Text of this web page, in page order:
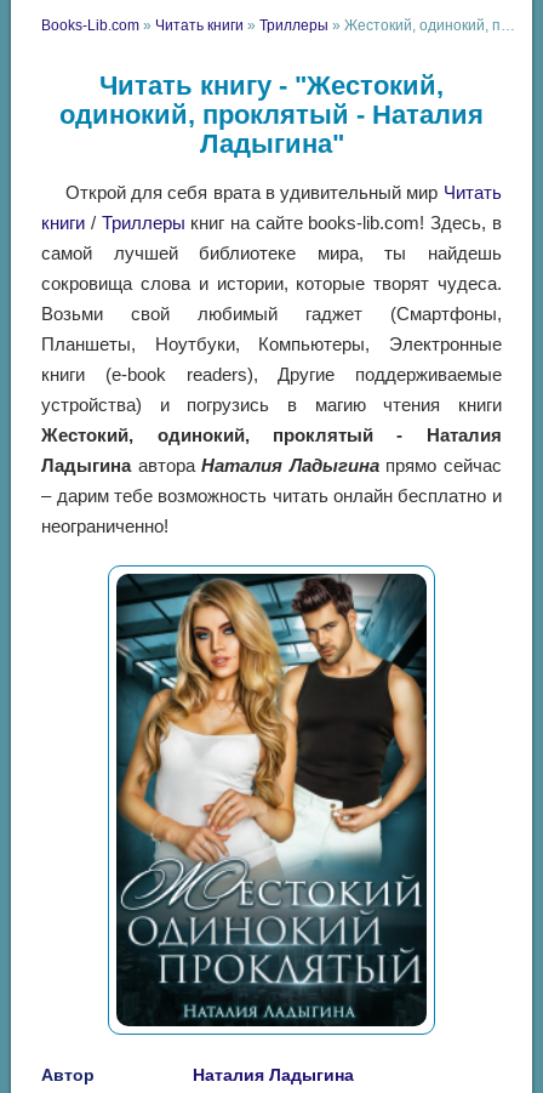
Books-Lib.com » Читать книги »Триллеры » Жестокий, одинокий, проклятый - Наталия Ладыгина
Читать книгу - "Жестокий,
одинокий, проклятый - Наталия
Ладыгина"
Открой для себя врата в удивительный мир Читать
книги / Триллеры книг на сайте books-lib.com! Здесь, в
самой лучшей библиотеке мира, ты найдешь
сокровища слова и истории, которые творят чудеса.
Возьми свой любимый гаджет (Смартфоны,
Планшеты, Ноутбуки, Компьютеры, Электронные
книги (e-book readers), Другие поддерживаемые
устройства) и погрузись в магию чтения книги
Жестокий, одинокий, проклятый - Наталия
ЛадыгинаавтораНаталия Ладыгинапрямо сейчас
– дарим тебе возможность читать онлайн бесплатно и
неограниченно!
Автор
Наталия Ладыгина